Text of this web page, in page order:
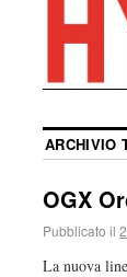
ARCHIVIO
OGX
Pubblicato il
La nuova